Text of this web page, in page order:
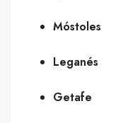
Móstoles
Leganés
Getafe